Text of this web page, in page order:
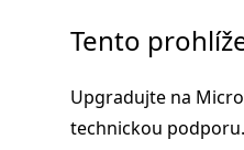
Tento
Upgradujte na
technickou podporu.